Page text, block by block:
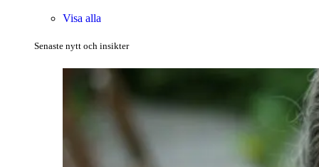
Visa alla
Senaste nytt och insikter